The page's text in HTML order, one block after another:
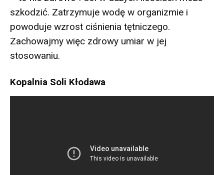
szkodzić. Zatrzymuje wodę w organizmie i
powoduje wzrost ciśnienia tętniczego.
Zachowajmy więc zdrowy umiar w jej
stosowaniu.
Kopalnia Soli Kłodawa